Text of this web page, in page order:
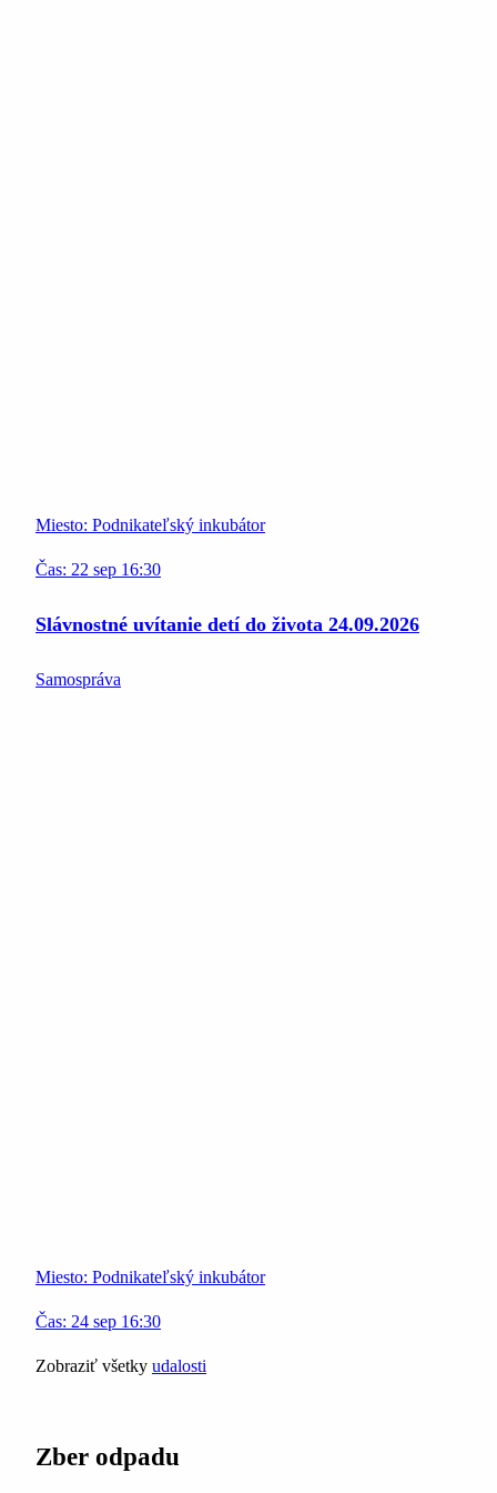
Miesto: Podnikateľský inkubátor
Čas: 22 sep 16:30
Slávnostné uvítanie detí do života 24.09.2026
Samospráva
Miesto: Podnikateľský inkubátor
Čas: 24 sep 16:30
Zobraziť všetky udalosti
Zber odpadu